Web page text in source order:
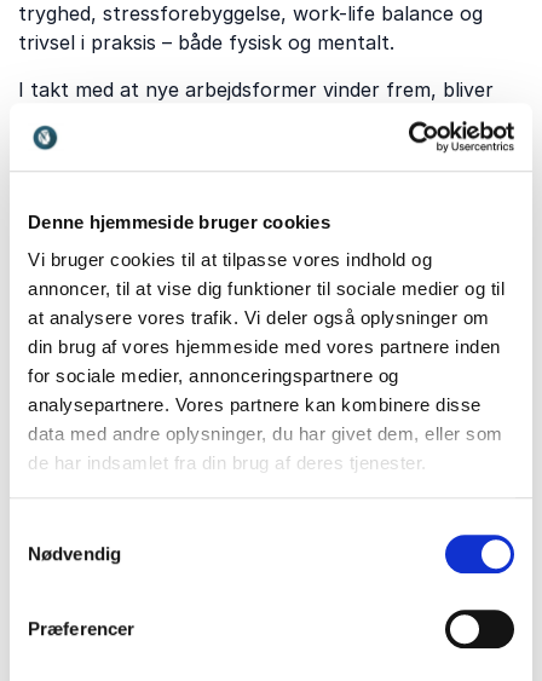
Denne hjemmeside bruger cookies
Vi bruger cookies til at tilpasse vores indhold og
annoncer, til at vise dig funktioner til sociale medier og til
at analysere vores trafik. Vi deler også oplysninger om
din brug af vores hjemmeside med vores partnere inden
for sociale medier, annonceringspartnere og
analysepartnere. Vores partnere kan kombinere disse
data med andre oplysninger, du har givet dem, eller som
de har indsamlet fra din brug af deres tjenester.
Nødvendig
Præferencer
tryghed, stressforebyggelse, work-life balance og
trivsel i praksis – både fysisk og mentalt.
I takt med at nye arbejdsformer vinder frem, bliver
spørgsmålet om, hvordan vi bedst strukturerer
arbejdstiden, mere aktuelt. Rådgiver, forfatter og
ekspertPernille Garde Abildgaardhar undersøgt
der har indført en 4-dages arbejdsuge uden
lønnedgang. Hun bidrager med indsigter i, hvordan
kortere arbejdsuger kan styrke trivsel, øge
effektivitet og skabe bedre balance – og hvad man
som organisation bør overveje, før man kaster sig ud i
modellen.
Foredragene stiller vigtige spørgsmål om
produktivitet, fleksibilitet og fremtidens arbejdsliv –
Ledelse og HR i forandringer
Led, tiltræk, fasthold og forstå de unge generationer